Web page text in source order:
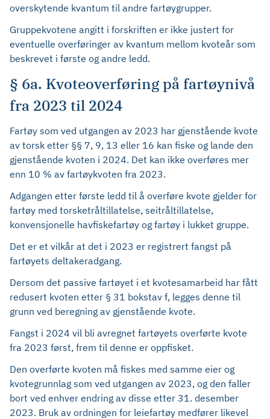
overskytende kvantum til andre fartøygrupper.
Gruppekvotene angitt i forskriften er ikke justert for
eventuelle overføringer av kvantum mellom kvoteår som
beskrevet i første og andre ledd.
§ 6a. Kvoteoverføring på fartøynivå
fra 2023 til 2024
Fartøy som ved utgangen av 2023 har gjenstående kvote
av torsk etter §§ 7, 9, 13 eller 16 kan fiske og lande den
gjenstående kvoten i 2024. Det kan ikke overføres mer
enn 10 % av fartøykvoten fra 2023.
Adgangen etter første ledd til å overføre kvote gjelder for
fartøy med torsketråltillatelse, seitråltillatelse,
konvensjonelle havfiskefartøy og fartøy i lukket gruppe.
Det er et vilkår at det i 2023 er registrert fangst på
fartøyets deltakeradgang.
Dersom det passive fartøyet i et kvotesamarbeid har fått
redusert kvoten etter § 31 bokstav f, legges denne til
grunn ved beregning av gjenstående kvote.
Fangst i 2024 vil bli avregnet fartøyets overførte kvote
fra 2023 først, frem til denne er oppfisket.
Den overførte kvoten må fiskes med samme eier og
kvotegrunnlag som ved utgangen av 2023, og den faller
bort ved enhver endring av disse etter 31. desember
2023. Bruk av ordningen for leiefartøy medfører likevel